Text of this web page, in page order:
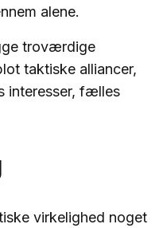
alene.
troværdige
taktiske alliancer,
interesser, fælles
virkelighed noget